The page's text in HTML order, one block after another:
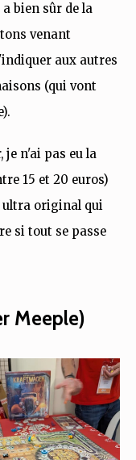
bien sûr de la
venant
aux autres
(qui vont
je n'ai pas eu la
15 et 20 euros)
ultra original qui
si tout se passe
Meeple)